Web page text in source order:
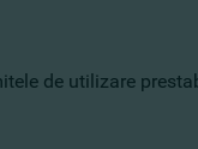
de utilizare